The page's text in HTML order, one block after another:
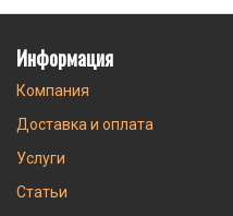
Информация
Компания
Доставка и оплата
Услуги
Статьи